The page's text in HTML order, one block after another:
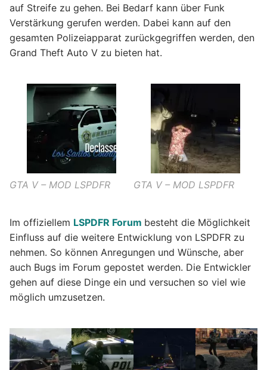
auf Streife zu gehen. Bei Bedarf kann über Funk
Verstärkung gerufen werden. Dabei kann auf den
gesamten Polizeiapparat zurückgegriffen werden, den
Grand Theft Auto V zu bieten hat.
GTA V – MOD LSPDFR GTA V – MOD LSPDFR
Im offiziellem LSPDFR Forum besteht die Möglichkeit
Einfluss auf die weitere Entwicklung von LSPDFR zu
nehmen. So können Anregungen und Wünsche, aber
auch Bugs im Forum gepostet werden. Die Entwickler
gehen auf diese Dinge ein und versuchen so viel wie
möglich umzusetzen.